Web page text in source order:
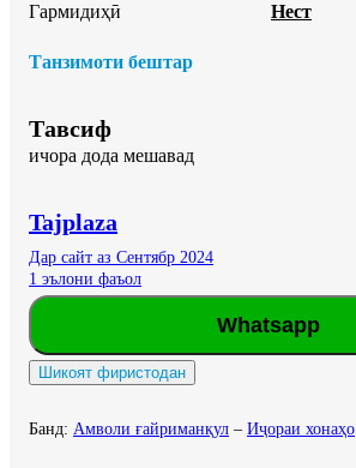
Гармидиҳӣ
Нест
Танзимоти бештар
Тавсиф
ичора дода мешавад
Tajplaza
Дар сайт аз Сентябр 2024
1 эълони фаъол
Whatsapp
Шикоят фиристодан
Банд: Амволи ғайриманқул – Иҷораи хонаҳо